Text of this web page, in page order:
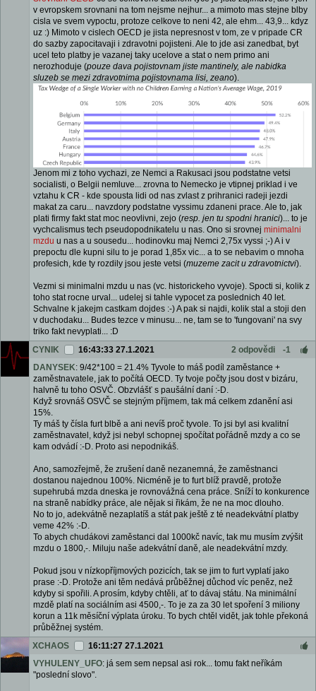
v evropskem srovnani na tom nejsme nejhur... a mimoto mas stejne blby
cisla ve svem vypoctu, protoze celkove to neni 42, ale ehm... 43,9... kdyz
uz :) Mimoto v cislech OECD je jista nepresnost v tom, ze v pripade CR
do sazby zapocitavaji i zdravotni pojisteni. Ale to jde asi zanedbat, byt
ucel teto platby je vazanej taky ucelove a stat o nem primo ani
nerozhoduje (pouze dava pojistovnam jiste mantinely, ale nabidka
sluzeb se mezi zdravotnima pojistovnama lisi, zeano).
Jenom mi z toho vychazi, ze Nemci a Rakusaci jsou podstatne vetsi
socialisti, o Belgii nemluve... zrovna to Nemecko je vtipnej priklad i ve
vztahu k CR - kde spousta lidi od nas zvlast z prihranici radeji jezdi
makat za caru... navzdory podstatne vyssimu zdaneni prace. Ale to, jak
plati firmy fakt stat moc neovlivni, zejo (resp. jen tu spodni hranici)... to je
vychcalismus tech pseudopodnikatelu u nas. Ono si srovnej minimalni
mzdu u nas a u sousedu... hodinovku maj Nemci 2,75x vyssi ;-) A i v
prepoctu dle kupni silu to je porad 1,85x vic... a to se nebavim o mnoha
profesich, kde ty rozdily jsou jeste vetsi (muzeme zacit u zdravotnictvi).
Vezmi si minimalni mzdu u nas (vc. historickeho vyvoje). Spocti si, kolik z
toho stat rocne urval... udelej si tahle vypocet za poslednich 40 let.
Schvalne k jakejm castkam dojdes :-) A pak si najdi, kolik stal a stoji den
v duchodaku... Budes tezce v minusu... ne, tam se to 'fungovani' na svy
triko fakt nevyplati... :D
CYNIK
16:43:33 27.1.2021 2 odpovědi
-1
DANYSEK: 9/42*100 = 21.4% Tyvole to máš podíl zaměstance +
zaměstnavatele, jak to počítá OECD. Ty tvoje počty jsou dost v bizáru,
halvně tu toho OSVČ. Obzvlášť s paušální daní :-D.
Když srovnáš OSVČ se stejným příjmem, tak má celkem zdanění asi
15%.
Ty máš ty čísla furt blbě a ani nevíš proč tyvole. To jsi byl asi kvalitní
zaměstnavatel, když jsi nebyl schopnej spočítat pořádně mzdy a co se
kam odvádí :-D. Proto asi nepodnikáš.
Ano, samozřejmě, že zrušení daně nezanemná, že zaměstnanci
dostanou najednou 100%. Nicméně je to furt blíž pravdě, protože
supehrubá mzda dneska je rovnovážná cena práce. Sníží to konkurence
na straně nabídky práce, ale nějak si řikám, že ne na moc dlouho.
No to jo, adekvátně nezaplatíš a stát pak ještě z té neadekvátní platby
veme 42% :-D.
To abych chudákovi zaměstanci dal 1000kč navíc, tak mu musím zvýšit
mzdu o 1800,-. Miluju naše adekvátní daně, ale neadekvátní mzdy.
Pokud jsou v nízkopříjmových pozicích, tak se jim to furt vyplatí jako
prase :-D. Protože ani těm nedává průběžnej důchod víc peněz, než
kdyby si spořili. A prosím, kdyby chtěli, ať to dávaj státu. Na minimální
mzdě platí na sociálním asi 4500,-. To je za za 30 let spoření 3 miliony
korun a 11k měsíční výplata úroku. To bych chtěl vidět, jak tohle překoná
průběžnej systém.
XCHAOS
16:11:27 27.1.2021
VYHULENY_UFO: já sem sem nepsal asi rok... tomu fakt neříkám
"poslední slovo".